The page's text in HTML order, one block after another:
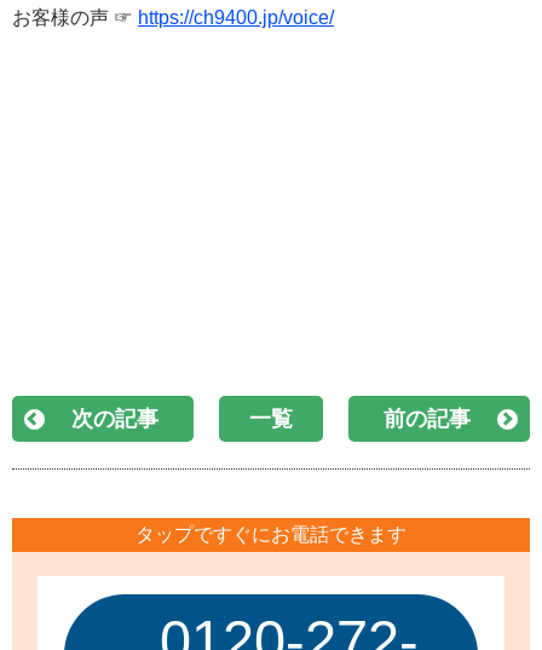
お客様の声 ☞ https://ch9400.jp/voice/
次の記事 一覧 前の記事
タップですぐにお電話できます